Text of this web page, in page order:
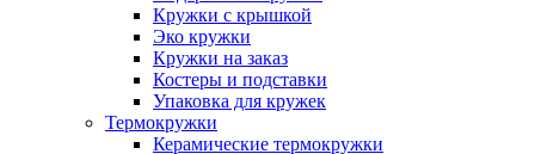
Кружки с крышкой
Эко кружки
Кружки на заказ
Костеры и подставки
Упаковка для кружек
Термокружки
Керамические термокружки